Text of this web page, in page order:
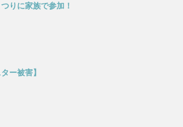
りに家族で参加！
ター被害】